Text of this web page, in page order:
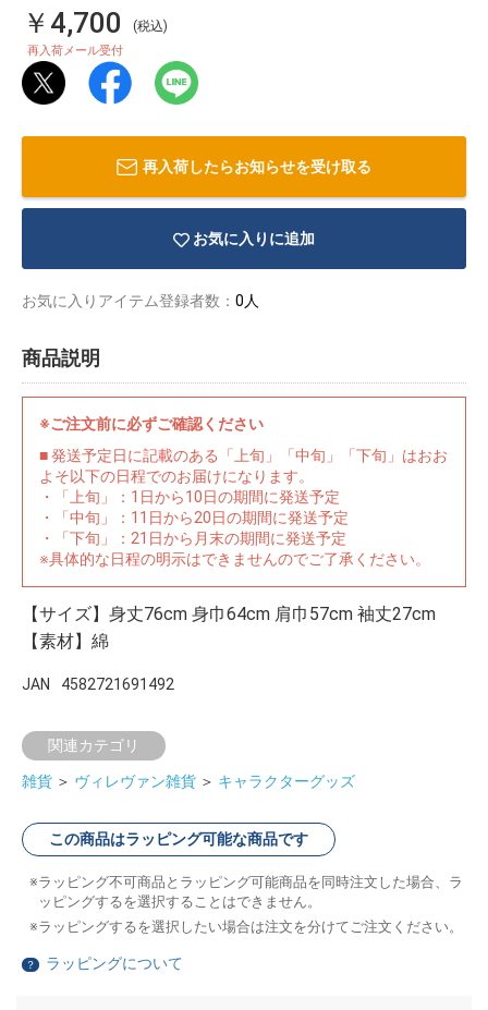
￥4,700 (税込)
再入荷メール受付
再入荷したらお知らせを受け取る
お気に入りに追加
お気に入りアイテム登録者数： 0人
商品説明
※ご注文前に必ずご確認ください
■ 発送予定日に記載のある「上旬」「中旬」「下旬」はおお
よそ以下の日程でのお届けになります。
・「上旬」：1日から10日の期間に発送予定
・「中旬」：11日から20日の期間に発送予定
・「下旬」：21日から月末の期間に発送予定
※具体的な日程の明示はできませんのでご了承ください。
【サイズ】身丈76cm 身巾64cm 肩巾57cm 袖丈27cm
【素材】綿
JAN 4582721691492
関連カテゴリ
雑貨 ＞ ヴィレヴァン雑貨 ＞ キャラクターグッズ
この商品はラッピング可能な商品です
ラッピング不可商品とラッピング可能商品を同時注文した場合、ラ
ッピングするを選択することはできません。
ラッピングするを選択したい場合は注文を分けてご注文ください。
？ ラッピングについて
イラストレ
アダルトグ